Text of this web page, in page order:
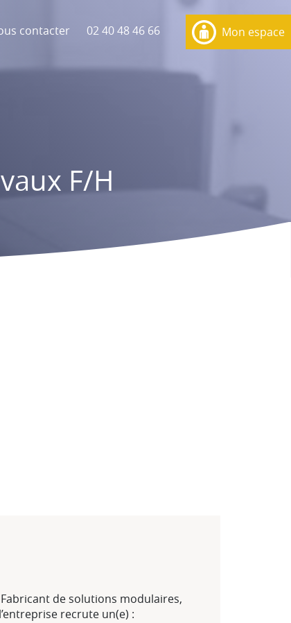
contacter 02 40 48 46 66
F/H
Mon espace
de solutions modulaires,
recrute un(e) :